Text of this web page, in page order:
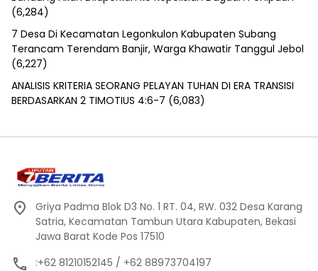
(6,284)
7 Desa Di Kecamatan Legonkulon Kabupaten Subang
Terancam Terendam Banjir, Warga Khawatir Tanggul Jebol
(6,227)
ANALISIS KRITERIA SEORANG PELAYAN TUHAN DI ERA TRANSISI
BERDASARKAN 2 TIMOTIUS 4:6-7 (6,083)
Griya Padma Blok D3 No. 1 RT. 04, RW. 032 Desa Karang
Satria, Kecamatan Tambun Utara Kabupaten, Bekasi
Jawa Barat Kode Pos 17510
:+62 81210152145 / +62 88973704197